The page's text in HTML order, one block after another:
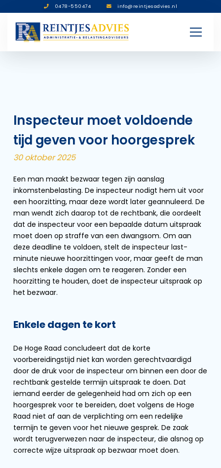
0478-550474 info@reintjesadvies.nl
Inspecteur moet voldoende
tijd geven voor hoorgesprek
30 oktober 2025
Een man maakt bezwaar tegen zijn aanslag
inkomstenbelasting. De inspecteur nodigt hem uit voor
een hoorzitting, maar deze wordt later geannuleerd. De
man wendt zich daarop tot de rechtbank, die oordeelt
dat de inspecteur voor een bepaalde datum uitspraak
moet doen op straffe van een dwangsom. Om aan
deze deadline te voldoen, stelt de inspecteur last-
minute nieuwe hoorzittingen voor, maar geeft de man
slechts enkele dagen om te reageren. Zonder een
hoorzitting te houden, doet de inspecteur uitspraak op
het bezwaar.
Enkele dagen te kort
De Hoge Raad concludeert dat de korte
voorbereidingstijd niet kan worden gerechtvaardigd
door de druk voor de inspecteur om binnen een door de
rechtbank gestelde termijn uitspraak te doen. Dat
iemand eerder de gelegenheid had om zich op een
hoorgesprek voor te bereiden, doet volgens de Hoge
Raad niet af aan de verplichting om een redelijke
termijn te geven voor het nieuwe gesprek. De zaak
wordt terugverwezen naar de inspecteur, die alsnog op
correcte wijze uitspraak op bezwaar moet doen.